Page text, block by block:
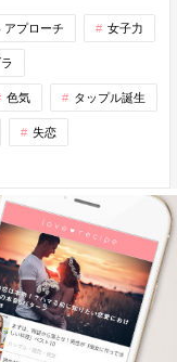
アプローチ 女子力
色気 タップル誕生
失恋